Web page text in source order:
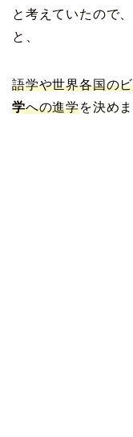
と考えていたので
と、
語学や世界各国の
学への進学を決めま